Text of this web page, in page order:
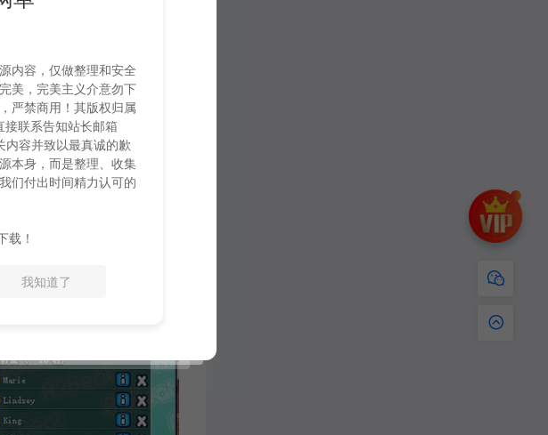
内容，仅做整理和安全
美，完美主义介意勿下
严禁商用！其版权归属
接联系告知站长邮箱
容并致以最真诚的歉
本身，而是整理、收集
们付出时间精力认可的
载！
我知道了